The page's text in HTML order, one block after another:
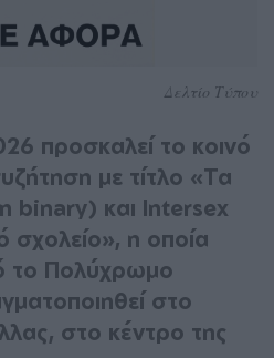
Δελτίο Τύπου
προσκαλεί το κοινό
με τίτλο «Τα
binary) και Intersex
σχολείο», η οποία
το Πολύχρωμο
στο
στο κέντρο της